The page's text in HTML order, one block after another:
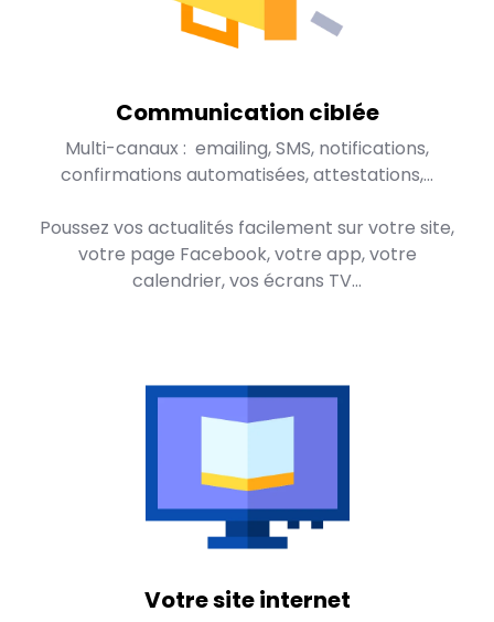
Communication ciblée
Multi-canaux : emailing, SMS, notifications,
confirmations automatisées, attestations,...
Poussez vos actualités facilement sur votre site,
votre page Facebook, votre app, votre
calendrier, vos écrans TV...
Votre site internet